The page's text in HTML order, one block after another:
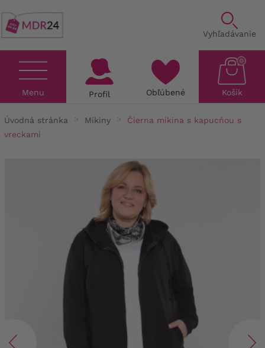
Vyhľadávanie
Menu Profil Obľúbené Košík
0
Úvodná stránka Mikiny
Čierna mikina s kapucňou s
vreckami